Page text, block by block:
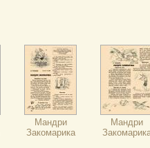
Мандри
Закомарика
Мандри